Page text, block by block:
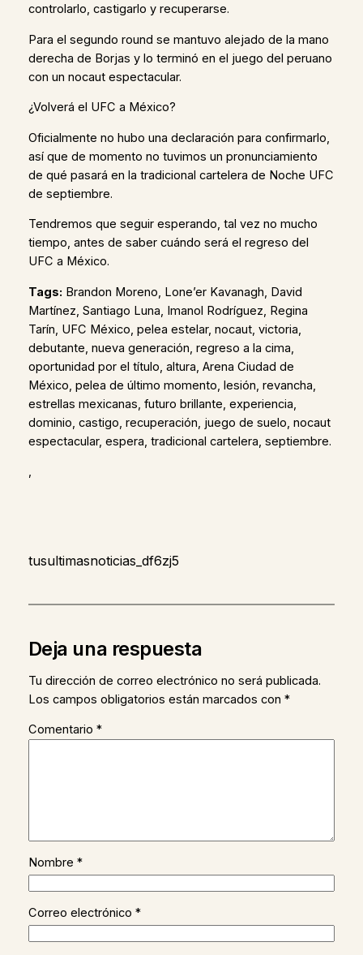
controlarlo, castigarlo y recuperarse.
Para el segundo round se mantuvo alejado de la mano
derecha de Borjas y lo terminó en el juego del peruano
con un nocaut espectacular.
¿Volverá el UFC a México?
Oficialmente no hubo una declaración para confirmarlo,
así que de momento no tuvimos un pronunciamiento
de qué pasará en la tradicional cartelera de Noche UFC
de septiembre.
Tendremos que seguir esperando, tal vez no mucho
tiempo, antes de saber cuándo será el regreso del
UFC a México.
Tags: Brandon Moreno, Lone’er Kavanagh, David
Martínez, Santiago Luna, Imanol Rodríguez, Regina
Tarín, UFC México, pelea estelar, nocaut, victoria,
debutante, nueva generación, regreso a la cima,
oportunidad por el título, altura, Arena Ciudad de
México, pelea de último momento, lesión, revancha,
estrellas mexicanas, futuro brillante, experiencia,
dominio, castigo, recuperación, juego de suelo, nocaut
espectacular, espera, tradicional cartelera, septiembre.
,
tusultimasnoticias_df6zj5
Deja una respuesta
Tu dirección de correo electrónico no será publicada.
Los campos obligatorios están marcados con *
Comentario *
Nombre *
Correo electrónico *